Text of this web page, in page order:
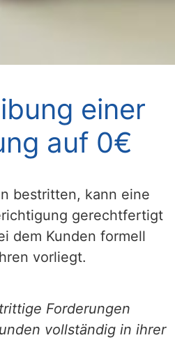
einer
auf 0€
bestritten, kann eine
gerechtfertigt
dem Kunden formell
vorliegt.
Forderungen
vollständig in ihrer